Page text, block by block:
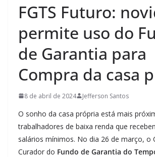
FGTS Futuro:
permite uso do
de Garantia para
Compra da casa
8 de abril de 2024 Jefferson Santos
O sonho da casa própria está mais
trabalhadores de baixa renda que
salários mínimos. No dia 26 de março, o
Curador do Fundo de Garantia do